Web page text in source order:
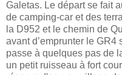
Galetas. Le départ se fait
de camping-car et des
la D952 et le chemin de
avant d’emprunter le
passe à quelques pas de
un petit ruisseau à fort